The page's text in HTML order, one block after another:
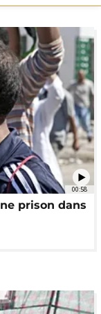
00:58
prison dans